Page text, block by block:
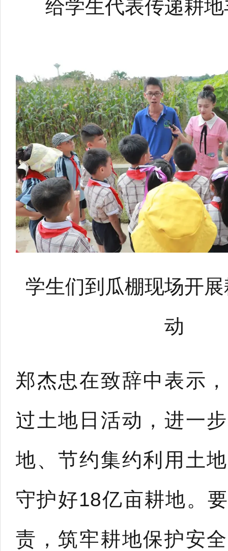
给学生代表传递耕
学生们到瓜棚现场开
动
郑杰忠在致辞中表示
过土地日活动，进一
地、节约集约利用土
守护好18亿亩耕地。
责，筑牢耕地保护安